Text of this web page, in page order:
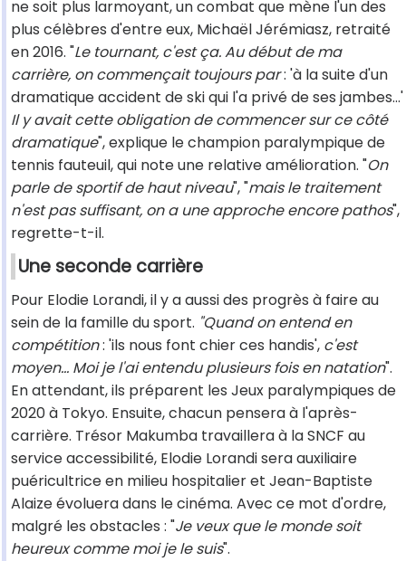
ne soit plus larmoyant, un combat que mène l'un des
plus célèbres d'entre eux, Michaël Jérémiasz, retraité
en 2016. "Le tournant, c'est ça. Au début de ma
carrière, on commençait toujours par: 'à la suite d'un
dramatique accident de ski qui l'a privé de ses jambes...'
Il y avait cette obligation de commencer sur ce côté
dramatique", explique le champion paralympique de
tennis fauteuil, qui note une relative amélioration. "On
parle de sportif de haut niveau", "mais le traitement
n'est pas suffisant, on a une approche encore pathos",
regrette-t-il.
Une seconde carrière
Pour Elodie Lorandi, il y a aussi des progrès à faire au
sein de la famille du sport. "Quand on entend en
compétition: 'ils nous font chier ces handis', c'est
moyen… Moi je l'ai entendu plusieurs fois en natation".
En attendant, ils préparent les Jeux paralympiques de
2020 à Tokyo. Ensuite, chacun pensera à l'après-
carrière. Trésor Makumba travaillera à la SNCF au
service accessibilité, Elodie Lorandi sera auxiliaire
puéricultrice en milieu hospitalier et Jean-Baptiste
Alaize évoluera dans le cinéma. Avec ce mot d'ordre,
malgré les obstacles : "Je veux que le monde soit
heureux comme moi je le suis".